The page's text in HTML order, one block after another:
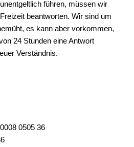
führen, müssen wir
beantworten. Wir sind um
es kann aber vorkommen,
24 Stunden eine Antwort
Verständnis.
0505 36